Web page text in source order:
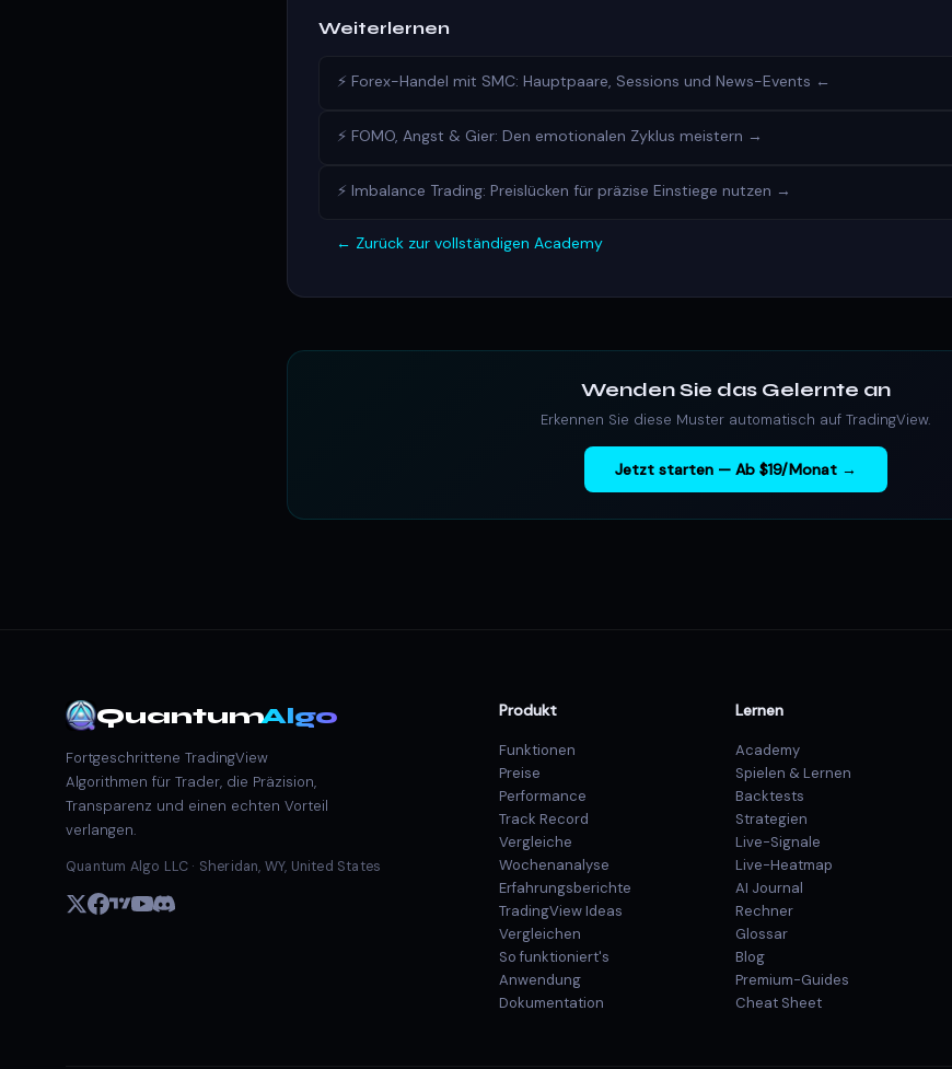
Weiterlernen
⚡ Forex-Handel mit SMC: Hauptpaare, Sessions und News-Events ←
⚡ FOMO, Angst & Gier: Den emotionalen Zyklus meistern →
⚡ Imbalance Trading: Preislücken für präzise Einstiege nutzen →
← Zurück zur vollständigen Academy
Wenden Sie das Gelernte an
Erkennen Sie diese Muster automatisch auf TradingView.
Jetzt starten — Ab $19/Monat →
QuantumAlgo
Fortgeschrittene TradingView
Algorithmen für Trader, die Präzision,
Transparenz und einen echten Vorteil
verlangen.
Quantum Algo LLC · Sheridan, WY, United States
Produkt
Funktionen
Preise
Performance
Track Record
Vergleiche
Wochenanalyse
Erfahrungsberichte
TradingView Ideas
Vergleichen
So funktioniert's
Anwendung
Dokumentation
Lernen
Academy
Spielen & Lernen
Backtests
Strategien
Live-Signale
Live-Heatmap
AI Journal
Rechner
Glossar
Blog
Premium-Guides
Cheat Sheet